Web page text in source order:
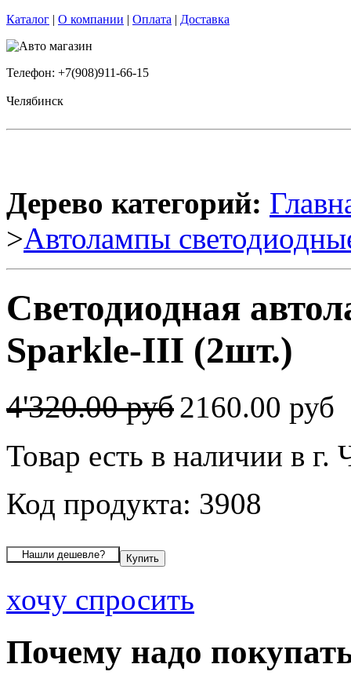
Каталог | О компании | Оплата | Доставка
Телефон: +7(908)911-66-15
Челябинск
Дерево категорий:
>Автолампы
Светодиодная
Sparkle-III (2шт.)
4'320.00 руб2160.00 руб
Товар есть в наличии в г.
Код продукта: 3908
хочу спросить
Почему надо